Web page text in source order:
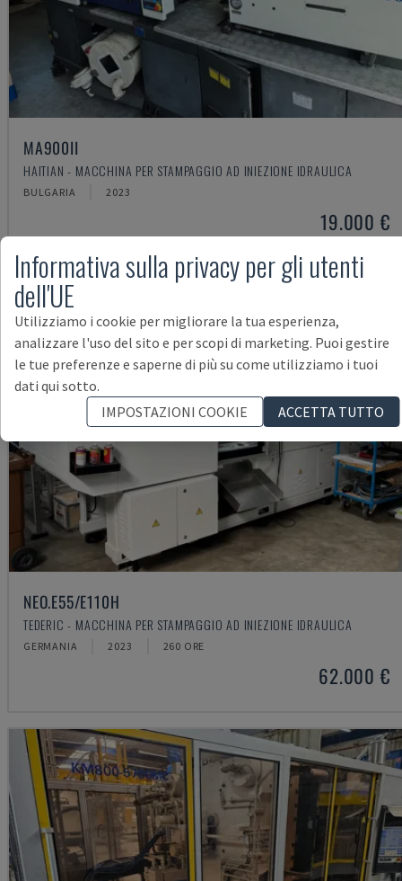
MA900ІІ
HAITIAN - MACCHINA PER STAMPAGGIO AD INIEZIONE IDRAULICA
BULGARIA 2023
19.000 €
NEO.E55/E110H
TEDERIC - MACCHINA PER STAMPAGGIO AD INIEZIONE IDRAULICA
GERMANIA 2023 260 ORE
62.000 €
Informativa sulla privacy per gli utenti
dell'UE
Utilizziamo i cookie per migliorare la tua esperienza,
analizzare l'uso del sito e per scopi di marketing. Puoi gestire
le tue preferenze e saperne di più su come utilizziamo i tuoi
dati qui sotto.
IMPOSTAZIONI COOKIE
ACCETTA TUTTO